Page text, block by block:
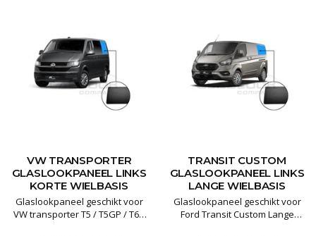
VW TRANSPORTER
GLASLOOKPANEEL LINKS
KORTE WIELBASIS
Glaslookpaneel geschikt voor
VW transporter T5 / T5GP / T6 /
TRANSIT CUSTOM
GLASLOOKPANEEL LINKS
LANGE WIELBASIS
Glaslookpaneel geschikt voor
Ford Transit Custom Lange